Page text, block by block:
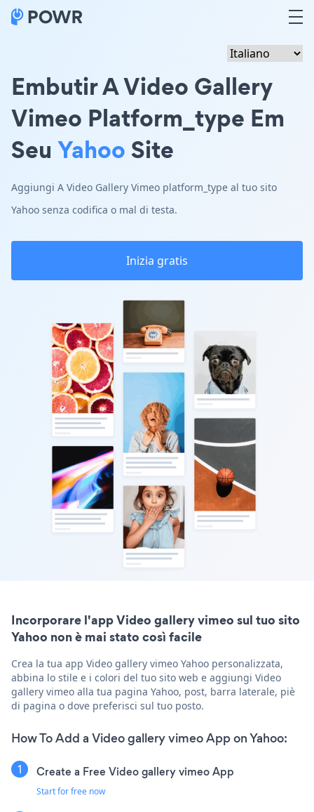
Embutir A Video Gallery
Vimeo Platform_type Em
Seu YahooSite
Aggiungi A Video Gallery Vimeo platform_type al tuo sito
Yahoo senza codifica o mal di testa.
Inizia gratis
Incorporare l'app Video gallery vimeo sul tuo sito
Yahoo non è mai stato così facile
Crea la tua app Video gallery vimeo Yahoo personalizzata,
abbina lo stile e i colori del tuo sito web e aggiungi Video
gallery vimeo alla tua pagina Yahoo, post, barra laterale, piè
di pagina o dove preferisci sul tuo posto.
How To Add a Video gallery vimeo App on Yahoo:
Create a Free Video gallery vimeo App
Start for free now